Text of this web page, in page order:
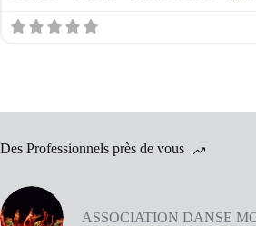
Des Professionnels près de vous
ASSOCIATION DANSE